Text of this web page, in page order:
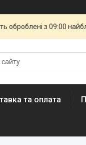
оброблені з 09:00
та оплата